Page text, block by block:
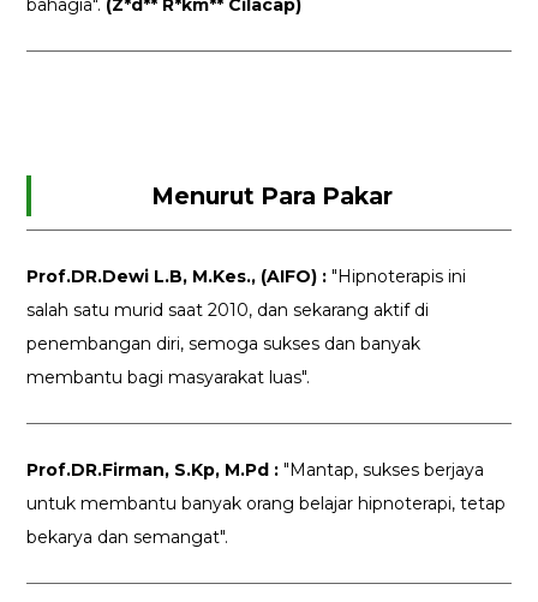
bahagia". (Z*d** R*km** Cilacap)
Menurut Para Pakar
Prof.DR.Dewi L.B, M.Kes., (AIFO) :"Hipnoterapis ini
salah satu murid saat 2010, dan sekarang aktif di
penembangan diri, semoga sukses dan banyak
membantu bagi masyarakat luas".
Prof.DR.Firman, S.Kp, M.Pd : "Mantap, sukses berjaya
untuk membantu banyak orang belajar hipnoterapi, tetap
bekarya dan semangat".